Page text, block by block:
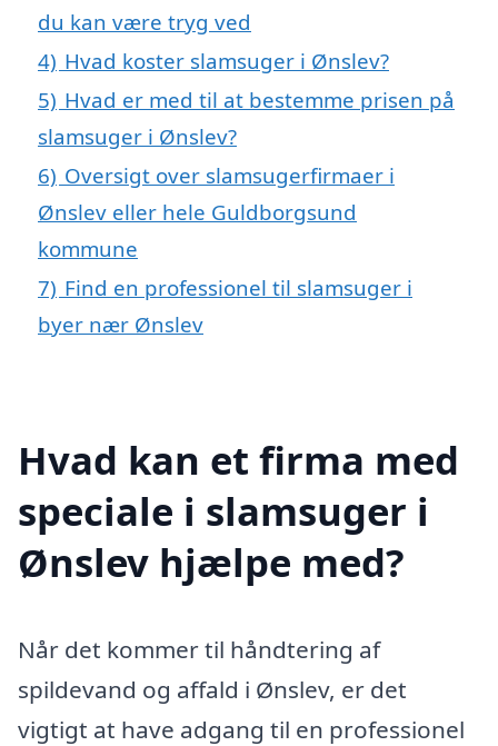
du kan være tryg ved
4) Hvad koster slamsuger i Ønslev?
5) Hvad er med til at bestemme prisen på
slamsuger i Ønslev?
6) Oversigt over slamsugerfirmaer i
Ønslev eller hele Guldborgsund
kommune
7) Find en professionel til slamsuger i
byer nær Ønslev
Hvad kan et firma med
speciale i slamsuger i
Ønslev hjælpe med?
Når det kommer til håndtering af
spildevand og affald i Ønslev, er det
vigtigt at have adgang til en professionel